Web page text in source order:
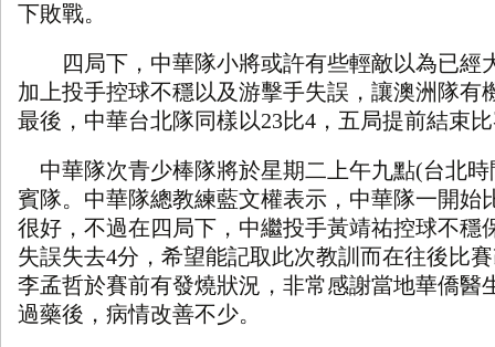
下敗戰。
四局下，中華隊小將或許有些輕敵以為已經
加上投手控球不穩以及游擊手失誤，讓澳洲隊有
最後，中華台北隊同樣以23比4 ，五局提前結束
中華隊次青少棒隊將於星期二上午九點(台北時
賓隊。中華隊總教練藍文權表示，中華隊一開始
很好，不過在四局下，中繼投手黃靖祐控球不穩
失誤失去4分，希望能記取此次教訓而在往後比
李孟哲於賽前有發燒狀況，非常感謝當地華僑醫
過藥後，病情改善不少。